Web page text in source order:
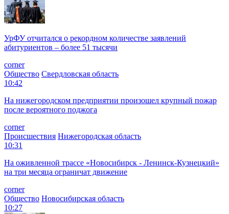
УрФУ отчитался о рекордном количестве заявлений
абитуриентов – более 51 тысячи
corner
Общество Свердловская область
10:42
На нижегородском предприятии произошел крупный пожар
после вероятного поджога
corner
Происшествия Нижегородская область
10:31
На оживленной трассе «Новосибирск - Ленинск-Кузнецкий»
на три месяца ограничат движение
corner
Общество Новосибирская область
10:27